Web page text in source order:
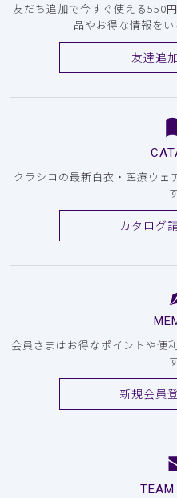
友だち追加で今すぐ使える550
品やお得な情報をい
友達追
クラシコの最新白衣・医療ウェ
カタログ
会員さまはお得なポイントや便
新規会員
TEAM